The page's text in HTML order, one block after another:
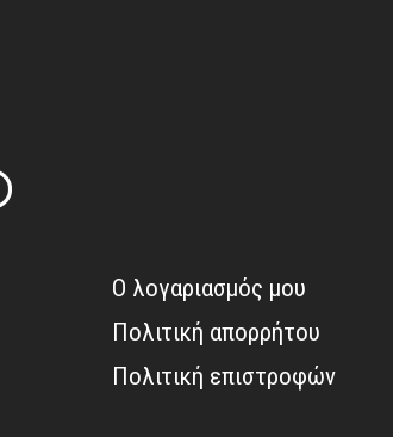
Ο λογαριασμός μου
Πολιτική απορρήτου
Πολιτική επιστροφών